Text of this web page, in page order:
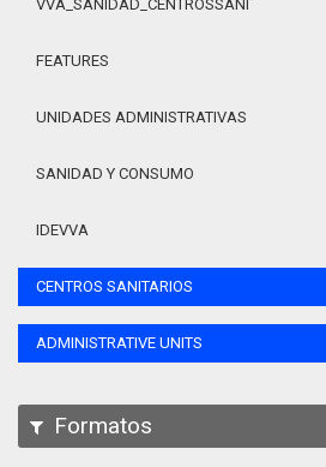
VVA_SANIDAD_CENTROSSANITARIOS_105
FEATURES
UNIDADES ADMINISTRATIVAS
SANIDAD Y CONSUMO
IDEVVA
CENTROS SANITARIOS
ADMINISTRATIVE UNITS
Formatos